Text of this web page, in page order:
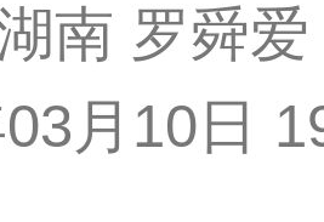
南 罗舜
月10日